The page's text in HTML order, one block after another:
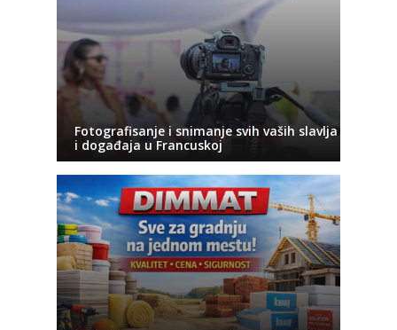
Fotografisanje i snimanje svih vaših slavlja
i događaja u Francuskoj